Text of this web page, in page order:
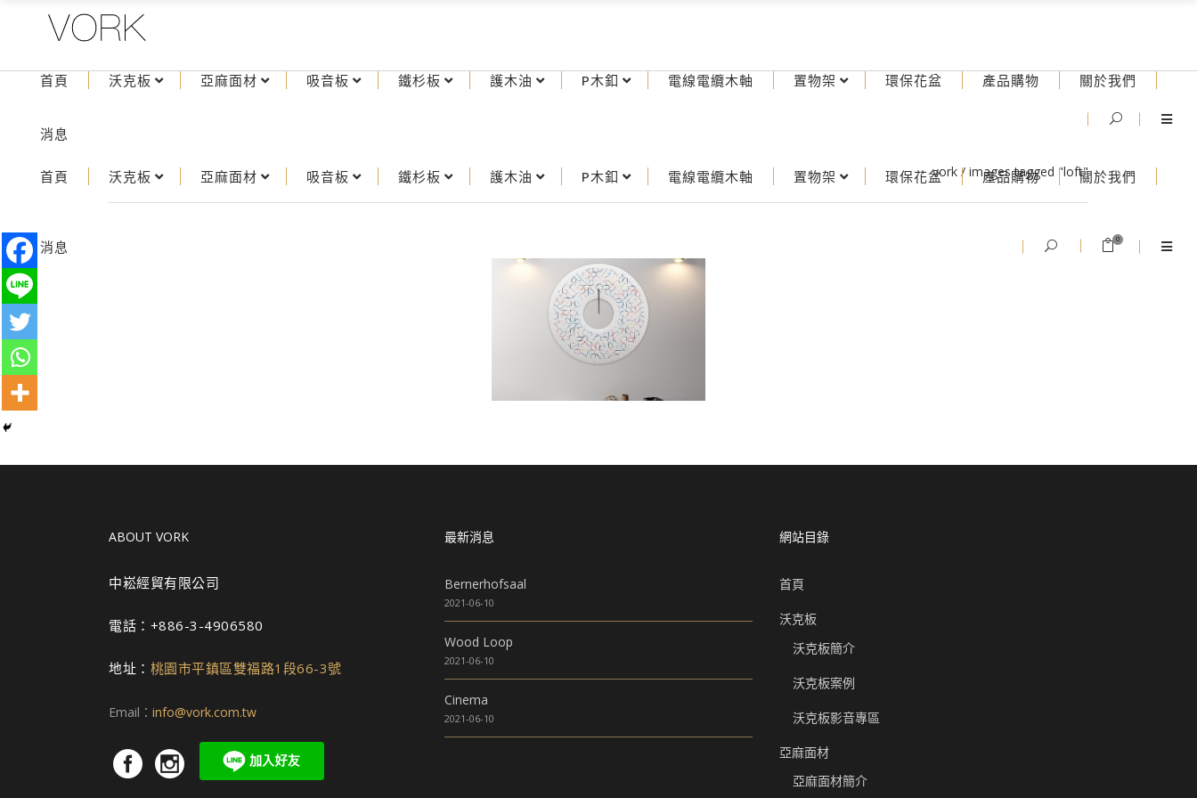
首頁 沃克板 亞麻面材 吸音板 鐵杉板 護木油 P木釦 電線電纜木軸 置物架 環保花盆 產品購物 關於我們
消息 0
首頁 沃克板 亞麻面材 吸音板 鐵杉板 護木油 P木釦 電線電纜木軸 置物架 環保花盆 產品購物 關於我們
消息
vork / images tagged "loft"
ABOUT VORK
中崧經貿有限公司
電話：+886-3-4906580
地址： 桃園市平鎮區雙福路1段66-3號
Email： info@vork.com.tw
最新消息
Bernerhofsaal
2021-06-10
Wood Loop
2021-06-10
Cinema
2021-06-10
網站目錄
首頁
沃克板
沃克板簡介
沃克板案例
沃克板影音專區
亞麻面材
亞麻面材簡介